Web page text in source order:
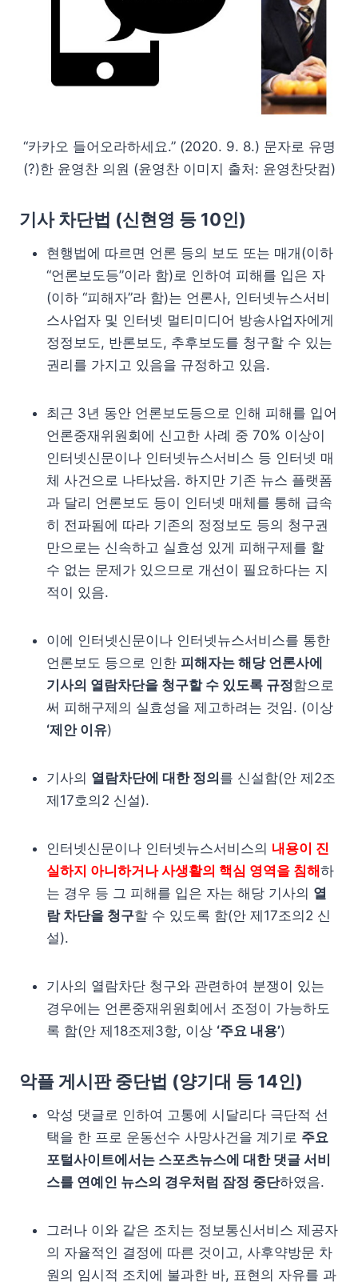
“카카오 들어오라하세요.” (2020. 9. 8.) 문자로 유명
(?)한 윤영찬 의원 (윤영찬 이미지 출처: 윤영찬닷컴)
기사 차단법 (신현영 등 10인)
현행법에 따르면 언론 등의 보도 또는 매개(이하
“언론보도등”이라 함)로 인하여 피해를 입은 자
(이하 “피해자”라 함)는 언론사, 인터넷뉴스서비
스사업자 및 인터넷 멀티미디어 방송사업자에게
정정보도, 반론보도, 추후보도를 청구할 수 있는
권리를 가지고 있음을 규정하고 있음.
최근 3년 동안 언론보도등으로 인해 피해를 입어
언론중재위원회에 신고한 사례 중 70% 이상이
인터넷신문이나 인터넷뉴스서비스 등 인터넷 매
체 사건으로 나타났음. 하지만 기존 뉴스 플랫폼
과 달리 언론보도 등이 인터넷 매체를 통해 급속
히 전파됨에 따라 기존의 정정보도 등의 청구권
만으로는 신속하고 실효성 있게 피해구제를 할
수 없는 문제가 있으므로 개선이 필요하다는 지
적이 있음.
이에 인터넷신문이나 인터넷뉴스서비스를 통한
언론보도 등으로 인한 피해자는 해당 언론사에
기사의 열람차단을 청구할 수 있도록 규정함으로
써 피해구제의 실효성을 제고하려는 것임. (이상
‘제안 이유)
기사의 열람차단에 대한 정의를 신설함(안 제2조
제17호의2 신설).
인터넷신문이나 인터넷뉴스서비스의 내용이 진
실하지 아니하거나 사생활의 핵심 영역을 침해하
는 경우 등 그 피해를 입은 자는 해당 기사의 열
람 차단을 청구할 수 있도록 함(안 제17조의2 신
설).
기사의 열람차단 청구와 관련하여 분쟁이 있는
경우에는 언론중재위원회에서 조정이 가능하도
록 함(안 제18조제3항, 이상 ‘주요 내용’)
악플 게시판 중단법 (양기대 등 14인)
악성 댓글로 인하여 고통에 시달리다 극단적 선
택을 한 프로 운동선수 사망사건을 계기로 주요
포털사이트에서는 스포츠뉴스에 대한 댓글 서비
스를 연예인 뉴스의 경우처럼 잠정 중단하였음.
그러나 이와 같은 조치는 정보통신서비스 제공자
의 자율적인 결정에 따른 것이고, 사후약방문 차
원의 임시적 조치에 불과한 바, 표현의 자유를 과